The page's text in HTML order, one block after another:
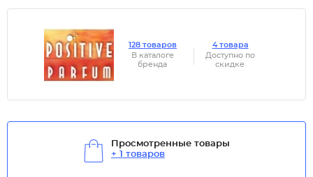
128 товаров
В каталоге
бренда
4 товара
Доступно по
скидке
Просмотренные товары
+ 1 товаров